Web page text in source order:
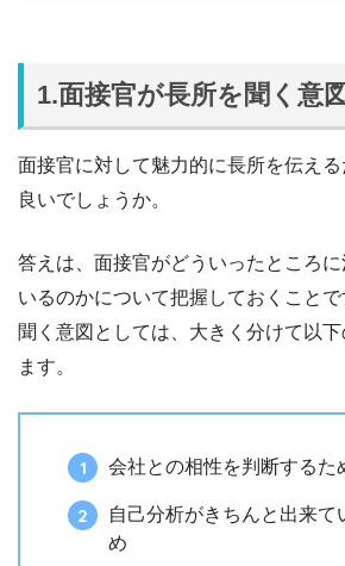
1.面接官が長所を聞く意
面接官に対して魅力的に長所を伝え
良いでしょうか。
答えは、面接官がどういったところ
いるのかについて把握しておくこと
聞く意図としては、大きく分けて以
ます。
会社との相性を判断するた
自己分析がきちんと出来て
め